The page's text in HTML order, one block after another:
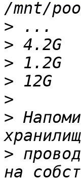
>
>
>
>
>
>
>